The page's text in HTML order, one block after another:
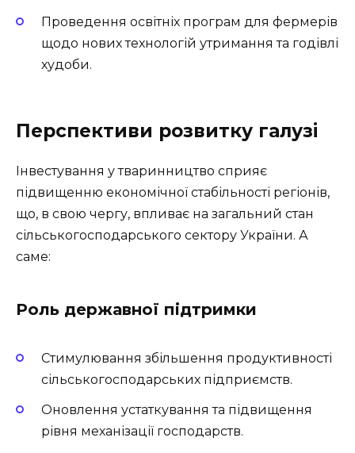
Проведення освітніх програм для фермерів
щодо нових технологій утримання та годівлі
худоби.
Перспективи розвитку галузі
Інвестування у тваринництво сприяє
підвищенню економічної стабільності регіонів,
що, в свою чергу, впливає на загальний стан
сільськогосподарського сектору України. А
саме:
Роль державної підтримки
Стимулювання збільшення продуктивності
сільськогосподарських підприємств.
Оновлення устаткування та підвищення
рівня механізації господарств.